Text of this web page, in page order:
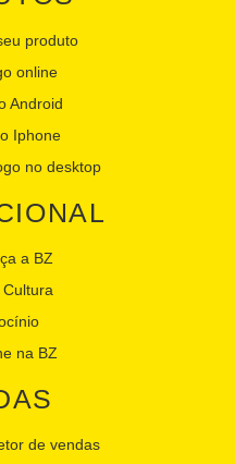
produto
online
Android
Iphone
no desktop
a BZ
na BZ
de vendas